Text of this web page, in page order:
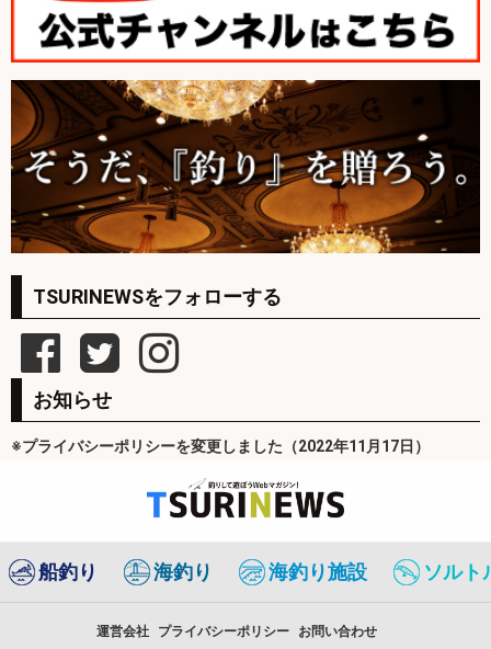
TSURINEWSをフォローする
お知らせ
※プライバシーポリシーを変更しました（2022年11月17日）
船釣り 海釣り 海釣り施設 ソルト
運営会社 プライバシーポリシー お問い合わせ